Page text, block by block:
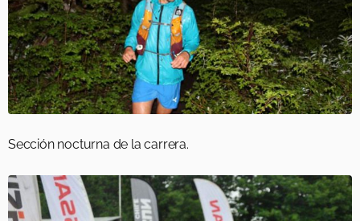
Sección nocturna de la carrera.